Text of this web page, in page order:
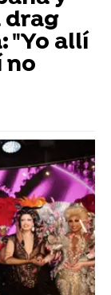
drag
"Yo allí
no